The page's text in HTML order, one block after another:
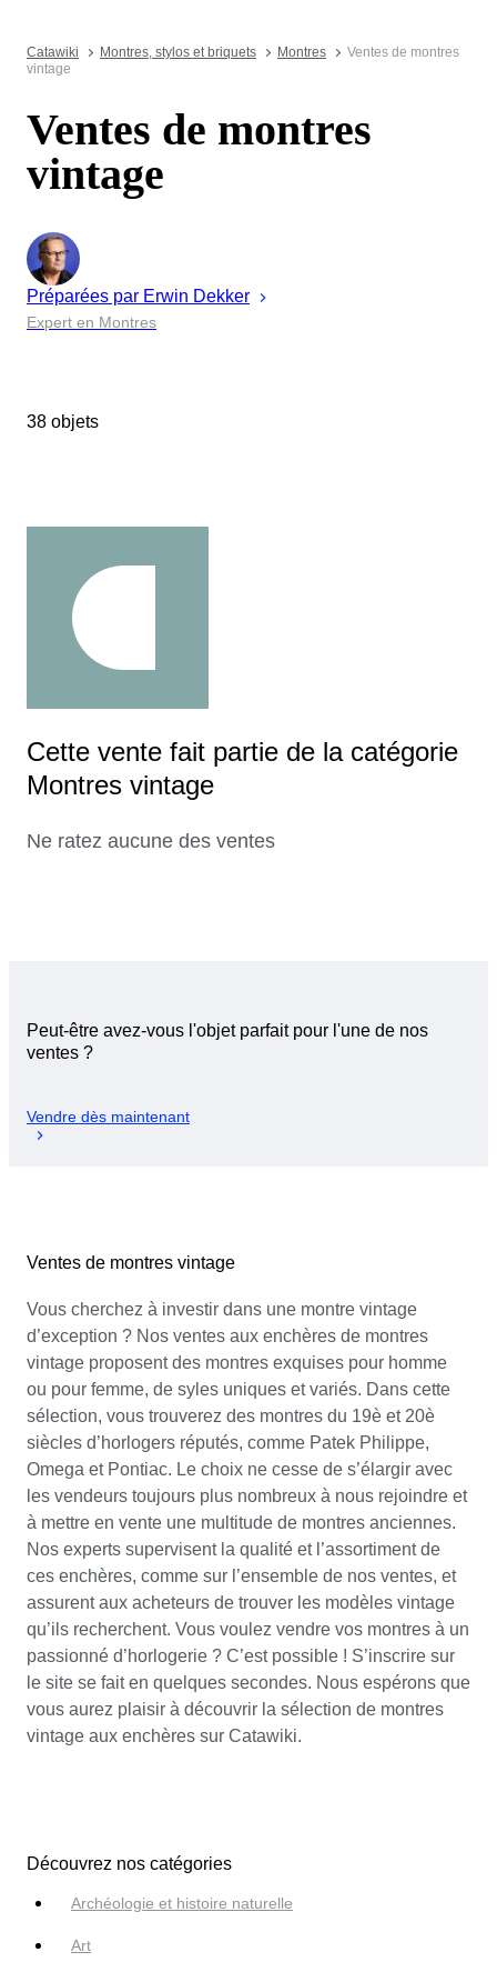
Catawiki Montres, stylos et briquets Montres
Ventes de montres
vintage
Ventes de montres
vintage
Préparées par Erwin Dekker
Expert en Montres
38 objets
Cette vente fait partie de la catégorie
Montres vintage
Ne ratez aucune des ventes
Peut-être avez-vous l'objet parfait pour l'une de nos
ventes ?
Vendre dès maintenant
Ventes de montres vintage
Vous cherchez à investir dans une montre vintage
d’exception ? Nos ventes aux enchères de montres
vintage proposent des montres exquises pour homme
ou pour femme, de syles uniques et variés. Dans cette
sélection, vous trouverez des montres du 19è et 20è
siècles d’horlogers réputés, comme Patek Philippe,
Omega et Pontiac. Le choix ne cesse de s’élargir avec
les vendeurs toujours plus nombreux à nous rejoindre et
à mettre en vente une multitude de montres anciennes.
Nos experts supervisent la qualité et l’assortiment de
ces enchères, comme sur l’ensemble de nos ventes, et
assurent aux acheteurs de trouver les modèles vintage
qu’ils recherchent. Vous voulez vendre vos montres à un
passionné d’horlogerie ? C’est possible ! S’inscrire sur
le site se fait en quelques secondes. Nous espérons que
vous aurez plaisir à découvrir la sélection de montres
vintage aux enchères sur Catawiki.
Découvrez nos catégories
Archéologie et histoire naturelle
Art